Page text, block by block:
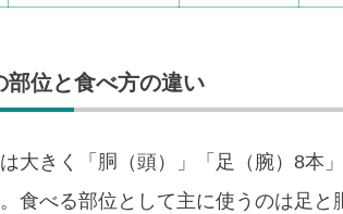
部位と食べ方の違い
大きく「胴（頭）」「足（腕）8本
食べる部位として主に使うのは足と